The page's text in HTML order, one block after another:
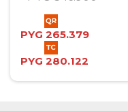
PYG 265.379
PYG 280.122